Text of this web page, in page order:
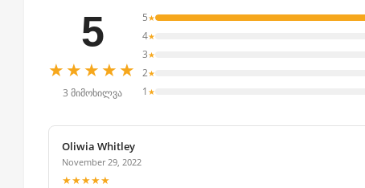
5
★★★★★
3 მიმოხილვა
5★
4★
3★
2★
1 ★
Oliwia Whitley
November 29, 2022
★★★★★